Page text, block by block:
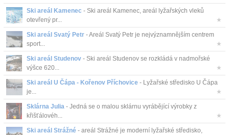
Ski areál Kamenec - Ski areál Kamenec, areál lyžařských vleků
otevřený pr...
★
Ski areál Svatý Petr - Areál Svatý Petr je nejvýznamnějším centrem
sport...
★
Ski areál Studenov - Ski areál Studenov se rozkládá v nadmořské
výšce 620...
★
Ski areál U Čápa - Kořenov Příchovice - Lyžařské středisko U Čápa
je...
★
Sklárna Julia - Jedná se o malou sklárnu vyrábějící výrobky z
křišťálovéh...
★
Ski areál Strážné - areál Strážné je moderní lyžařské středisko,